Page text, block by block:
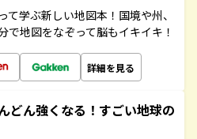
学ぶ新しい地図本！国境や州、
で地図をなぞって脳もイキイキ！
詳細を見る
どん強くなる！すごい地球の